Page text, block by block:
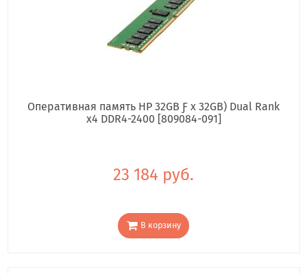
Оперативная память HP 32GB Ƒ x 32GB) Dual Rank
x4 DDR4-2400 [809084-091]
23 184 руб.
В корзину